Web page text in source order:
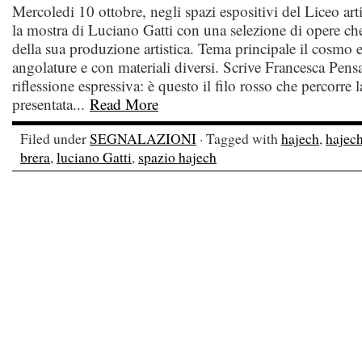
Mercoledi 10 ottobre, negli spazi espositivi del Liceo
la mostra di Luciano Gatti con una selezione di opere
della sua produzione artistica. Tema principale il cosmo
angolature e con materiali diversi. Scrive Francesca
riflessione espressiva: è questo il filo rosso che
presentata... Read More
Filed underSEGNALAZIONI · Tagged withhajech,
brera,luciano Gatti, spazio hajech